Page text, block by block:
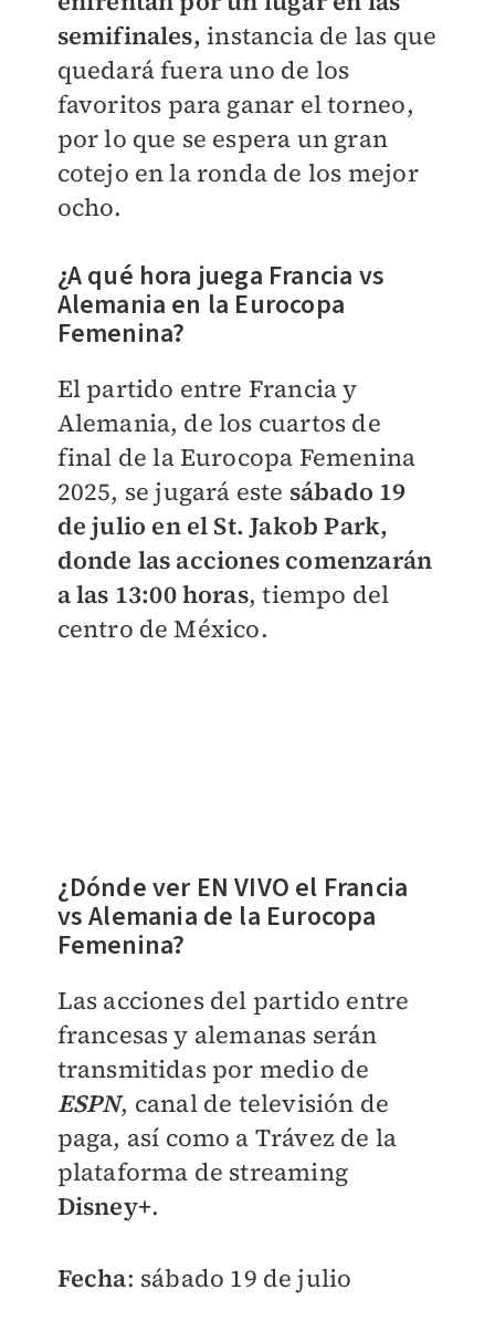
semifinales, instancia de las que
quedará fuera uno de los
favoritos para ganar el torneo,
por lo que se espera un gran
cotejo en la ronda de los mejor
ocho.
¿A qué hora juega Francia vs
Alemania en la Eurocopa
Femenina?
El partido entre Francia y
Alemania, de los cuartos de
final de la Eurocopa Femenina
2025, se jugará este sábado 19
de julio en el St. Jakob Park,
donde las acciones comenzarán
a las 13:00 horas, tiempo del
centro de México.
¿Dónde ver EN VIVO el Francia
vs Alemania de la Eurocopa
Femenina?
Las acciones del partido entre
francesas y alemanas serán
transmitidas por medio de
ESPN, canal de televisión de
paga, así como a Trávez de la
plataforma de streaming
Disney+.
Fecha: sábado 19 de julio